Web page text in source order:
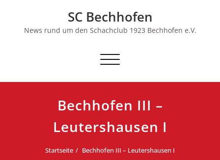
SC Bechhofen
News rund um den Schachclub 1923 Bechhofen e.V.
Schalte
Bechhofen III –
Leutershausen I
Startseite Bechhofen III – Leutershausen I